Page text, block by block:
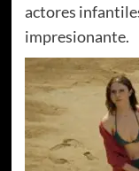
actores
impresionante.